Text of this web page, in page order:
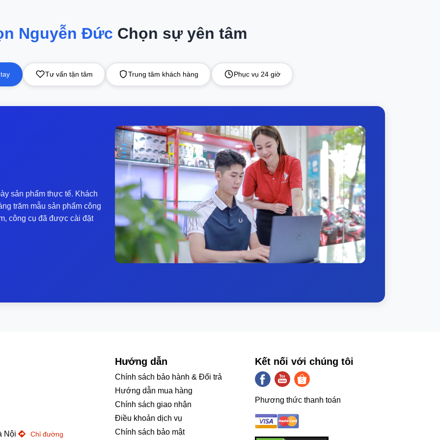
nền IPS cho góc nhìn rộng và màu sắc trung thực hơn TN.
chuẩn cho laptop văn phòng, nhưng không mượt bằng 120Hz/144Hz khi chơi game hoặc cuộn nội dung
tác vụ cơ bản như xem video 4K, chỉnh sửa ảnh nhẹ, hoặc chơi game nhẹ (VD: Liên Minh Huyền
các tựa game retro hoặc giả lập (như PCSX2 cho PS2).
hiện đại (như Cyberpunk 2077) hoặc công việc đồ họa nặng (như render 3D, chỉnh sửa video 4K
bạn nên cân nhắc laptop có GPU rời như NVIDIA RTX 3050.
hình 14 inch, Lecoo N155C có thể nặng khoảng 1.15kg , mỏng gọn, dễ mang theo, phù hợp cho sinh
dụng vật liệu hợp kim nhôm cho dòng laptop này, với độ hoàn thiện tốt, có thể đạt chuẩn độ bền MIL-
đặt (độ sáng màn hình, chế độ tiết kiệm pin). Nếu dùng liên tục ở hiệu năng cao, pin sẽ cạn nhanh hơn.
tốt, dung lượng lưu trữ lớn, màn hình sắc nét để học tập, làm bài tập, xem tài liệu.
tốt các tác vụ như Excel, Word, Zoom, quản lý dữ liệu lớn.
Nguyễn Đức Chọn sự yên tâm
Tư vấn tận tâm Trung tâm khách hàng Phục vụ 24 giờ
sản phẩm thực tế. Khách
trăm mẫu sản phẩm công
công cụ đã được cài đặt
Nội Chỉ đường
Hướng dẫn
Chính sách bảo hành & Đổi trả
Hướng dẫn mua hàng
Chính sách giao nhận
Điều khoản dịch vụ
Chính sách bảo mật
Kết nối với chúng tôi
Phương thức thanh toán